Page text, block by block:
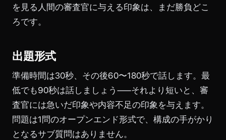
を見る人間の審査官に与える印象は、まだ勝負どこ
ろです。
出題形式
準備時間は30秒、その後60〜180秒で話します。最
低でも90秒は話しましょう——それより短いと、審
査官には急いだ印象や内容不足の印象を与えます。
問題は1問のオープンエンド形式で、構成の手がかり
となるサブ質問はありません。